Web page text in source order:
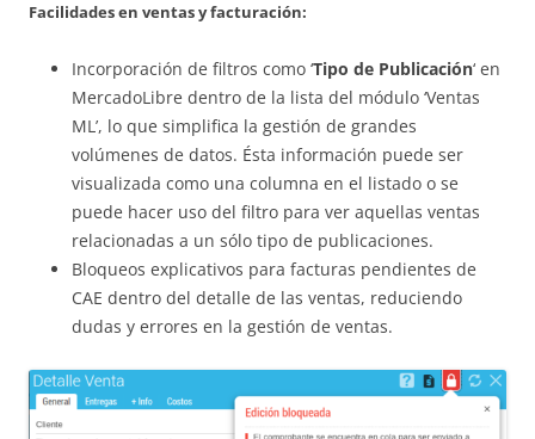
Facilidades en ventas y facturación:
Incorporación de filtros como ‘Tipo de Publicación‘ en
MercadoLibre dentro de la lista del módulo ‘Ventas
ML’, lo que simplifica la gestión de grandes
volúmenes de datos. Ésta información puede ser
visualizada como una columna en el listado o se
puede hacer uso del filtro para ver aquellas ventas
relacionadas a un sólo tipo de publicaciones.
Bloqueos explicativos para facturas pendientes de
CAE dentro del detalle de las ventas, reduciendo
dudas y errores en la gestión de ventas.